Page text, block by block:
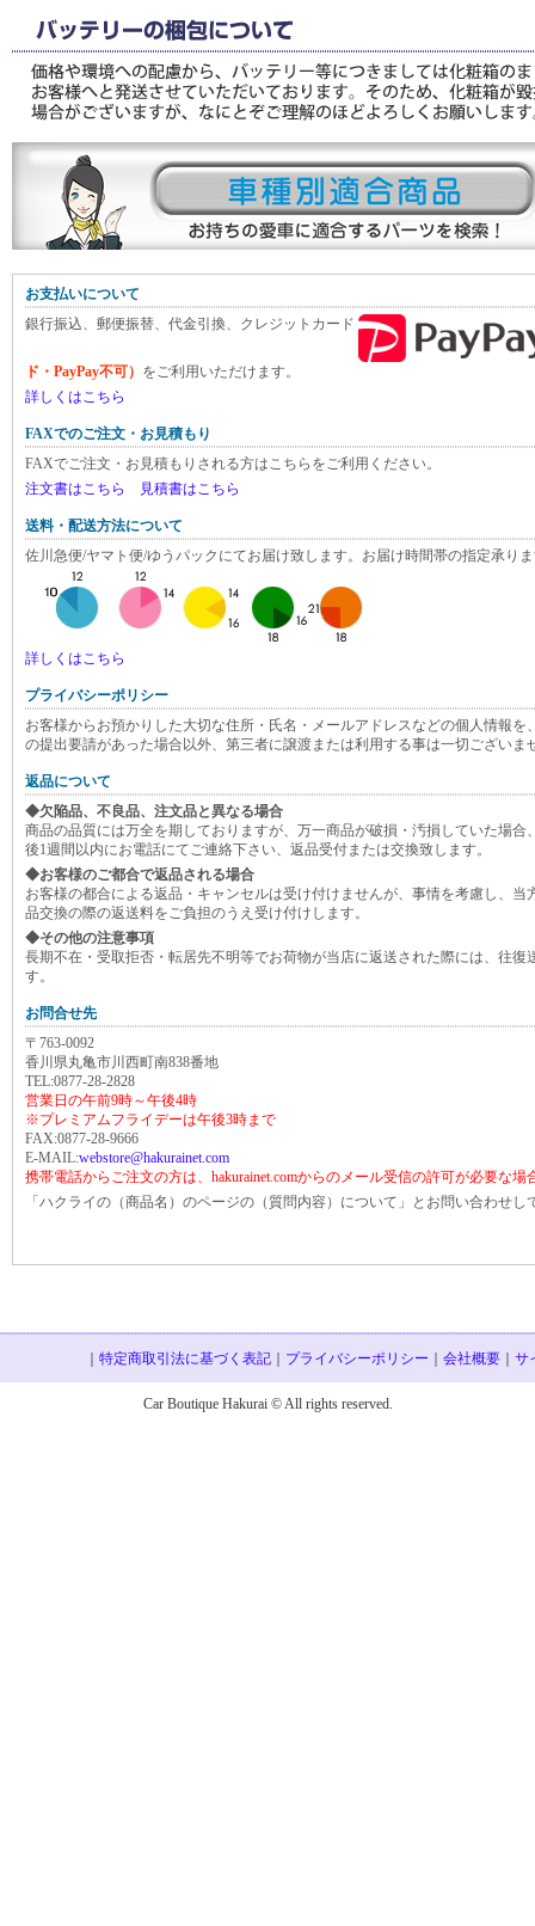
お支払いについて
銀行振込、郵便振替、代金引換、クレジットカード
ド・PayPay不可） をご利用いただけます。
詳しくはこちら
FAXでのご注文・お見積もり
FAXでご注文・お見積もりされる方はこちらをご利用ください。
注文書はこちら
見積書はこちら
送料・配送方法について
佐川急便/ヤマト便/ゆうパックにてお届け致します。お届け時間帯の指定承り
詳しくはこちら
プライバシーポリシー
お客様からお預かりした大切な住所・氏名・メールアドレスなどの個人情報
の提出要請があった場合以外、第三者に譲渡または利用する事は一切ございま
返品について
◆欠陥品、不良品、注文品と異なる場合
商品の品質には万全を期しておりますが、万一商品が破損・汚損していた場合
後1週間以内にお電話にてご連絡下さい、返品受付または交換致します。
◆お客様のご都合で返品される場合
お客様の都合による返品・キャンセルは受け付けませんが、事情を考慮し、
品交換の際の返送料をご負担のうえ受け付けします。
◆その他の注意事項
長期不在・受取拒否・転居先不明等でお荷物が当店に返送された際には、往復
す。
お問合せ先
〒763-0092
香川県丸亀市川西町南838番地
TEL:0877-28-2828
営業日の午前9時～午後4時
※プレミアムフライデーは午後3時まで
FAX:0877-28-9666
E-MAIL:webstore@hakurainet.com
携帯電話からご注文の方は、hakurainet.comからのメール受信の許可が必要な場
「ハクライの（商品名）のページの（質問内容）について」とお問い合わせし
特定商取引法に基づく表記 プライバシーポリシー 会社概要 サ
Car Boutique Hakurai © All rights reserved.